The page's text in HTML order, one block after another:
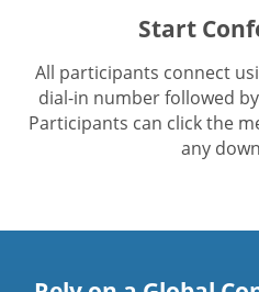
Start
All participants connect
dial-in number followed
Participants can click the
any